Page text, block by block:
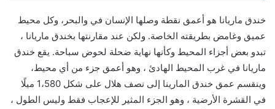
خندق ماريانا هو أعمق نقطة وصلها الإنسان في والبحر، وكل محيط
عميق وغامض بطريقته الخاصة. ولكن عند مقارنتها بخندق ماريانا ،
تبدو بعض أجزاء المحيط وكأنها نهاية ضحلة لحوض سباحة. يقع خندق
ماريانا في غرب المحيط الهادئ ، وهو أعمق جزء من أي محيط،
وينقسم عمق خندق المارينا إلى نصف هلال على شكل 1،580 ميلًا
في القشرة الأرضية ، وهو الجزء المثير للإعجاب فقط وليس الطول ،